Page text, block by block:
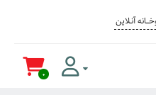
آنــلاین برای همــه
0